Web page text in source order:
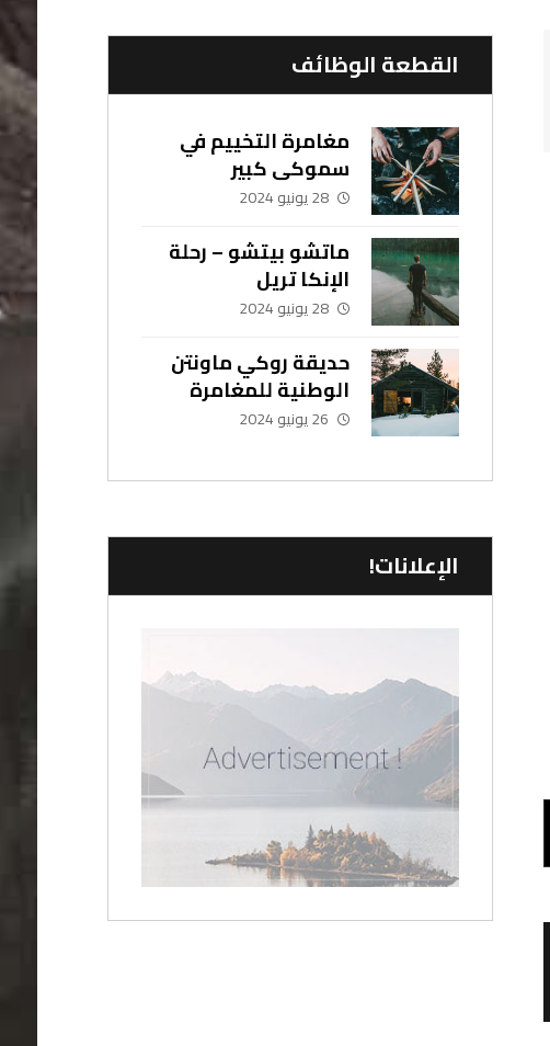
القطعة الوظائف
مغامرة التخييم في
سموكي كبير
28 يونيو 2024
ماتشو بيتشو – رحلة
الإنكا تريل
28 يونيو 2024
حديقة روكي ماونتن
الوطنية للمغامرة
العائلية
26 يونيو 2024
الإعلانات!